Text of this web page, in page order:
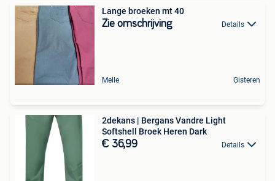
Lange broeken mt 40
Zie omschrijving Details
Melle Gisteren
2dekans | Bergans Vandre Light
Softshell Broek Heren Dark
€ 36,99 Details